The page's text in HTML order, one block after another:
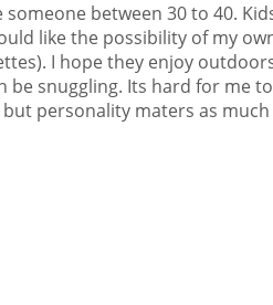
between 30 to 40.
like the possibility of my
I hope they enjoy
be snuggling. Its hard for me
personality maters as much